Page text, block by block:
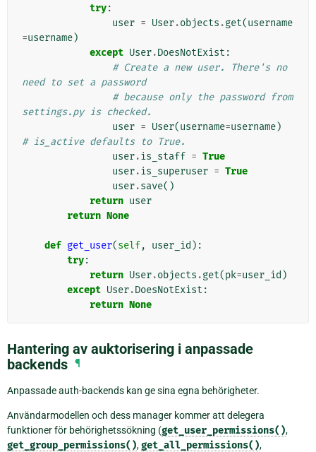
try:
user = User.objects .get(username
=username)
except User.DoesNotExist :
# Create a new user. There's no
need to set a password
# because only the password from
settings.py is checked.
user = User(username=username)
# is_active defaults to True.
user.is_staff = True
user.is_superuser = True
user.save()
return user
return None
def get_user(self, user_id ):
try:
return User.objects .get(pk=user_id )
except User.DoesNotExist :
return None
Hantering av auktorisering i anpassade
backends ¶
Anpassade auth-backends kan ge sina egna behörigheter.
Användarmodellen och dess manager kommer att delegera
funktioner för behörighetssökning (get_user_permissions(),
get_group_permissions(),get_all_permissions(),